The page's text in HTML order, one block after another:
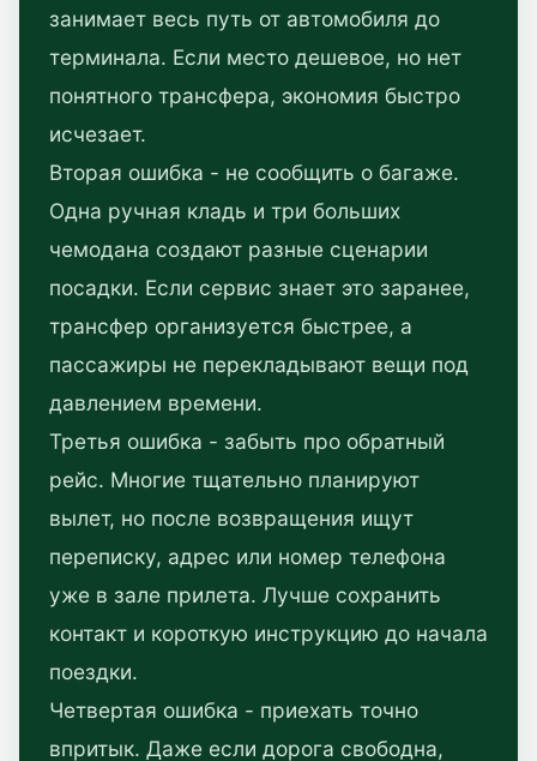
занимает весь путь от автомобиля до
терминала. Если место дешевое, но нет
понятного трансфера, экономия быстро
исчезает.
Вторая ошибка - не сообщить о багаже.
Одна ручная кладь и три больших
чемодана создают разные сценарии
посадки. Если сервис знает это заранее,
трансфер организуется быстрее, а
пассажиры не перекладывают вещи под
давлением времени.
Третья ошибка - забыть про обратный
рейс. Многие тщательно планируют
вылет, но после возвращения ищут
переписку, адрес или номер телефона
уже в зале прилета. Лучше сохранить
контакт и короткую инструкцию до начала
поездки.
Четвертая ошибка - приехать точно
впритык. Даже если дорога свободна,